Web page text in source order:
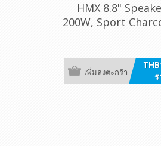
HMX 8.8"
200W, Sport
เพิ่มลงตะกร้า